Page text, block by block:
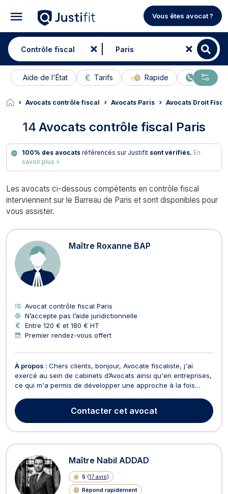
Vous êtes avocat ?
Aide de l'État Tarifs Rapide En ligne
Avocats contrôle fiscal Avocats Paris Avocats Droit
14 Avocats contrôle fiscal Paris
100% des avocatsréférencés sur Justifit sont vérifiés. En
savoir plus >
Les avocats ci-dessous compétents en contrôle fiscal
interviennent sur le Barreau de Paris et sont disponibles pour
vous assister.
Avocats en contrôle fiscal à Paris
Maître Roxanne BAP
Avocat contrôle fiscal Paris
N’accepte pas l’aide juridictionnelle
Entre 120 € et 180 € HT
Premier rendez-vous offert
À propos : Chers clients, bonjour, Avocate fiscaliste, j'ai
exercé au sein de cabinets d’Avocats ainsi qu'en entreprises,
ce qui m'a permis de développer une approche à la fois
opérationnels des clients. Je vous propose notamment les
prestations suivantes : * Rédaction de consultatio...
Contacter cet avocat
Maître Nabil ADDAD
5 (17 avis)
Répond rapidement